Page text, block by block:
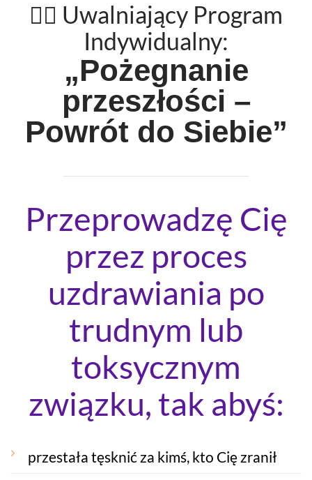
🧘‍♀️ Uwalniający Program
Indywidualny:
„Pożegnanie
przeszłości –
Powrót do Siebie”
Przeprowadzę Cię
przez proces
uzdrawiania po
trudnym lub
toksycznym
związku, tak abyś:
przestała tęsknić za kimś, kto Cię zranił